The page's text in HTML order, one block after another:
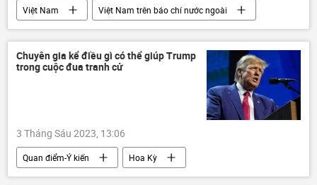
Việt Nam
Việt Nam trên báo chí nước ngoài
chuyên gia
Tác giả
Quan điểm-Ý kiến
Kinh tế
Du lịch
Chính trị
Chuyên gia kể điều gì có thể giúp Trump
trong cuộc đua tranh cử
3 Tháng Sáu 2023, 13:06
Quan điểm-Ý kiến
Hoa Kỳ
Donald Trump
bầu cử Tổng thống Hoa Kỳ